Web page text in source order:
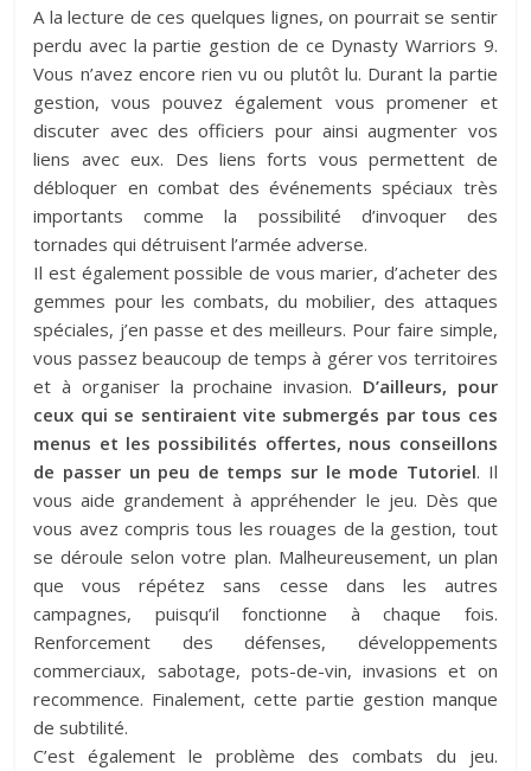
A la lecture de ces quelques lignes, on pourrait se sentir
perdu avec la partie gestion de ce Dynasty Warriors 9.
Vous n’avez encore rien vu ou plutôt lu. Durant la partie
gestion, vous pouvez également vous promener et
discuter avec des officiers pour ainsi augmenter vos
liens avec eux. Des liens forts vous permettent de
débloquer en combat des événements spéciaux très
importants comme la possibilité d’invoquer des
tornades qui détruisent l’armée adverse.
Il est également possible de vous marier, d’acheter des
gemmes pour les combats, du mobilier, des attaques
spéciales, j’en passe et des meilleurs. Pour faire simple,
vous passez beaucoup de temps à gérer vos territoires
et à organiser la prochaine invasion. D’ailleurs, pour
ceux qui se sentiraient vite submergés par tous ces
menus et les possibilités offertes, nous conseillons
de passer un peu de temps sur le mode Tutoriel. Il
vous aide grandement à appréhender le jeu. Dès que
vous avez compris tous les rouages de la gestion, tout
se déroule selon votre plan. Malheureusement, un plan
que vous répétez sans cesse dans les autres
campagnes, puisqu’il fonctionne à chaque fois.
Renforcement des défenses, développements
commerciaux, sabotage, pots-de-vin, invasions et on
recommence. Finalement, cette partie gestion manque
de subtilité.
C’est également le problème des combats du jeu.